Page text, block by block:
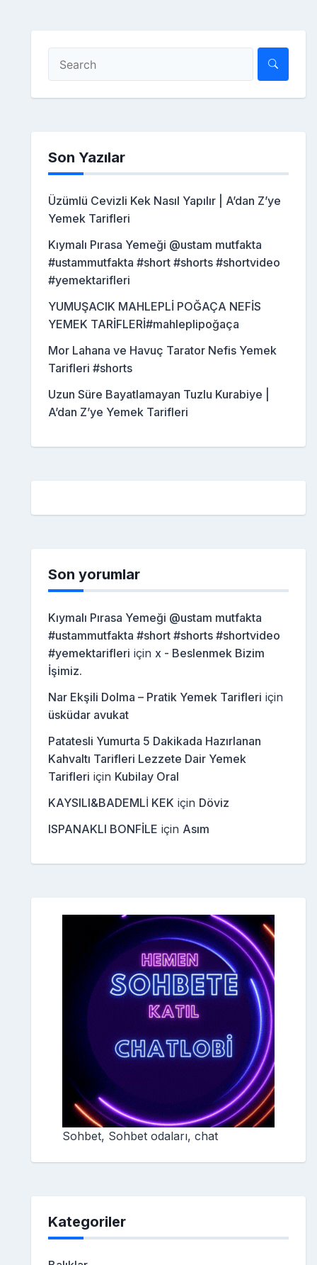
Son Yazılar
Üzümlü Cevizli Kek Nasıl Yapılır | A’dan Z’ye
Yemek Tarifleri
Kıymalı Pırasa Yemeği @ustam mutfakta
#ustammutfakta #short #shorts #shortvideo
#yemektarifleri
YUMUŞACIK MAHLEPLİ POĞAÇA NEFİS
YEMEK TARİFLERİ#mahleplipoğaça
Mor Lahana ve Havuç Tarator Nefis Yemek
Tarifleri #shorts
Uzun Süre Bayatlamayan Tuzlu Kurabiye |
A’dan Z’ye Yemek Tarifleri
Son yorumlar
Kıymalı Pırasa Yemeği @ustam mutfakta
#ustammutfakta #short #shorts #shortvideo
#yemektarifleri için x - Beslenmek Bizim
İşimiz.
Nar Ekşili Dolma – Pratik Yemek Tarifleri için
üsküdar avukat
Patatesli Yumurta 5 Dakikada Hazırlanan
Kahvaltı Tarifleri Lezzete Dair Yemek
Tarifleri için Kubilay Oral
KAYSILI&BADEMLİ KEK için Döviz
ISPANAKLI BONFİLE için Asım
Sohbet, Sohbet odaları, chat
Kategoriler